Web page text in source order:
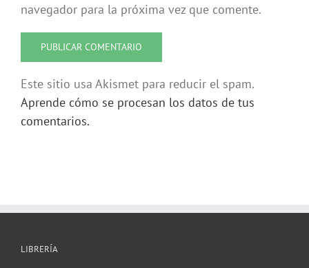
navegador para la próxima vez que comente.
Este sitio usa Akismet para reducir el spam.
Aprende cómo se procesan los datos de tus
comentarios.
LIBRERÍA